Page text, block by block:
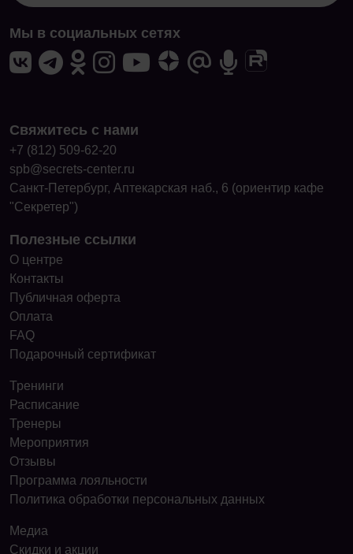
Мы в социальных сетях
Свяжитесь с нами
+7 (812) 509-62-20
spb@secrets-center.ru
Санкт-Петербург, Аптекарская наб., 6 (ориентир кафе
"Секретер")
Полезные ссылки
О центре
Контакты
Публичная оферта
Оплата
FAQ
Подарочный сертификат
Тренинги
Расписание
Тренеры
Мероприятия
Отзывы
Программа лояльности
Политика обработки персональных данных
Медиа
Скидки и акции